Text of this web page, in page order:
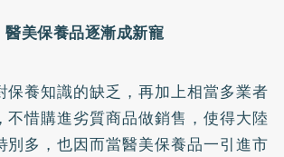
美保養品逐漸成新寵
保養知識的缺乏，再加上相當多業者
不惜購進劣質商品做銷售，使得大陸
別多，也因而當醫美保養品一引進市